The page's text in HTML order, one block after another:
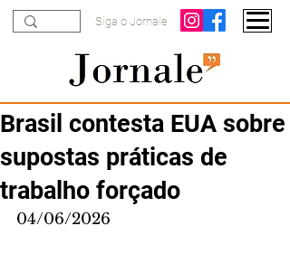
Siga o Jornale
Brasil contesta EUA sobre
supostas práticas de
trabalho forçado
04/06/2026